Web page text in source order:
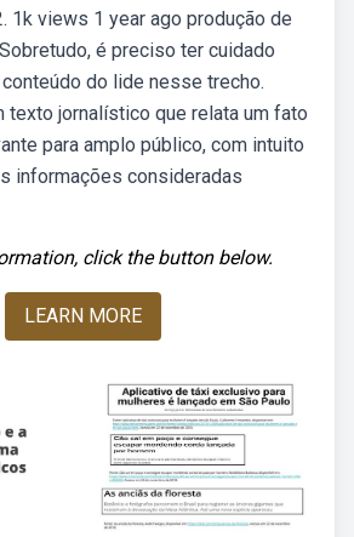
1k views 1 year ago produção de
é preciso ter cuidado
do lide nesse trecho.
texto jornalístico que relata um fato
para amplo público, com intuito
informações consideradas
click the button below.
LEARN MORE